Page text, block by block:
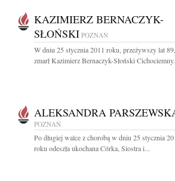
KAZIMIERZ BERNACZYK-
SŁOŃSKI POZNAŃ
W dniu 25 stycznia 2011 roku, przeżywszy lat 89,
zmarł Kazimierz Bernaczyk-Słoński
ALEKSANDRA
POZNAŃ
Po długiej walce z chorobą w dniu 25 stycznia
roku odeszła ukochana Córka, Siostra i...